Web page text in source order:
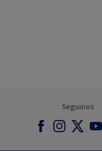
Seguinos